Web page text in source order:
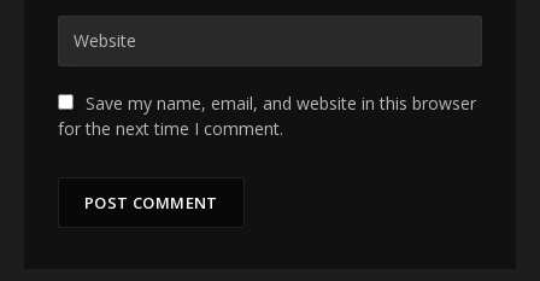
Save my name, email, and website in this browser
for the next time I comment.